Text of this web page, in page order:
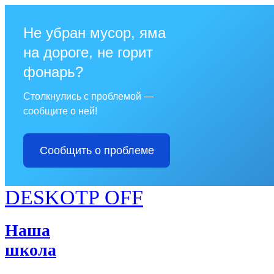
Не убран мусор, яма
на дороге, не горит
фонарь?
Столкнулись с проблемой —
сообщите о ней!
Сообщить о проблеме
DESKOTP OFF
Наша
школа